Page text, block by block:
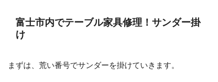
富士市内でテーブル家具修理！サンダー掛
け
まずは、荒い番号でサンダーを掛けていきます。